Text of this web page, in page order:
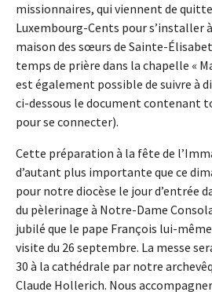
missionnaires, qui viennent de
Luxembourg-Cents pour s’installer
maison des sœurs de Sainte-
temps de prière dans la chapelle «
est également possible de suivre à
ci-dessous le document contenant
pour se connecter).
Cette préparation à la fête de
d’autant plus importante que ce
pour notre diocèse le jour d’entrée
du pèlerinage à Notre-Dame
jubilé que le pape François lui-
visite du 26 septembre. La messe
30 à la cathédrale par notre
Claude Hollerich. Nous